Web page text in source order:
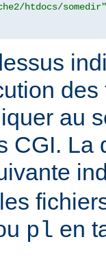
htdocs/somedir"
au
CGI. La
pl en